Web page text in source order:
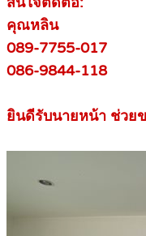
คุณหลิน
089-7755-017
086-9844-118
ยินดีรับนายหน้า ช่ว